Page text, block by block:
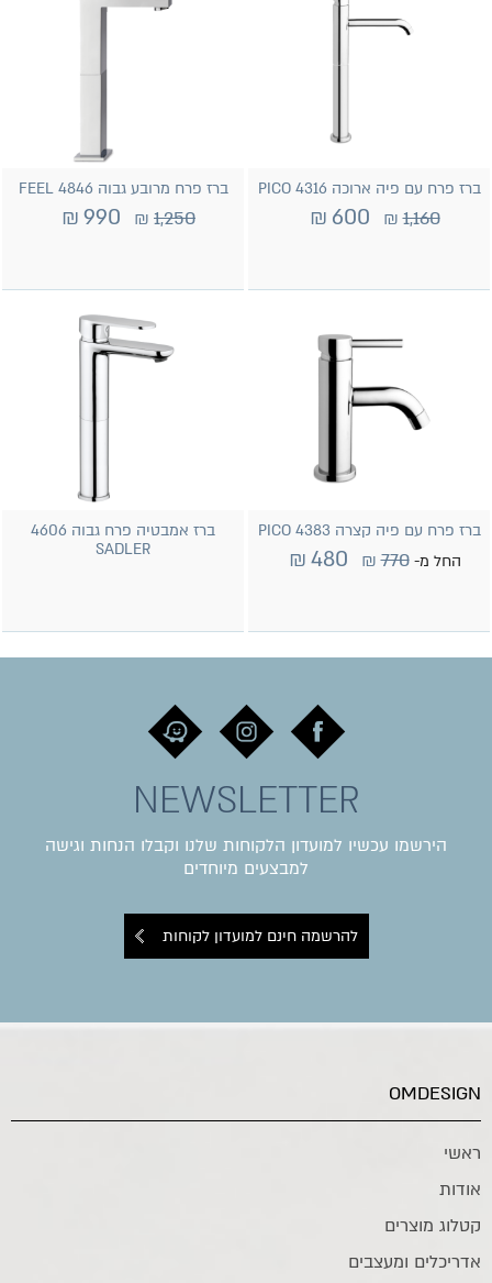
ברז פרח עם פיה ארוכה PICO 4316
1,160
₪
600
₪
ברז פרח מרובע גבוה 4846 FEEL
1,250
₪
990
₪
ברז פרח עם פיה קצרה 4383 PICO
החל מ- 770
₪
480
₪
ברז אמבטיה פרח גבוה 4606
SADLER
NEWSLETTER
הירשמו עכשיו למועדון הלקוחות שלנו וקבלו הנחות וגישה
למבצעים מיוחדים
להרשמה חינם למועדון לקוחות
OMDESIGN
ראשי
אודות
קטלוג מוצרים
אדריכלים ומעצבים